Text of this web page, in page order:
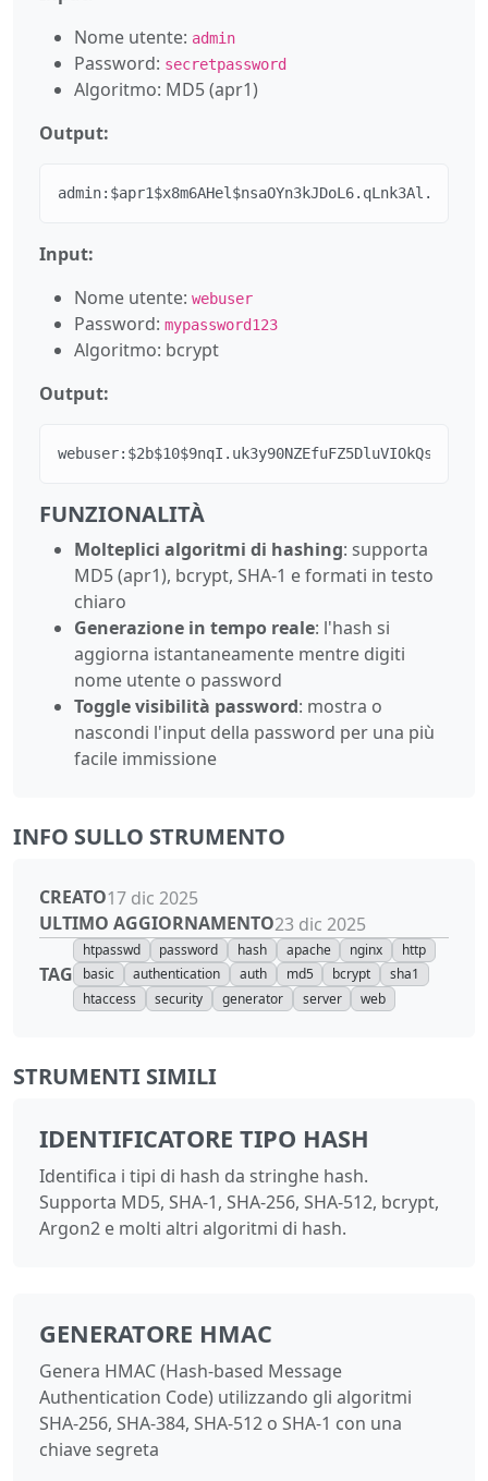
Nome utente: admin
Password: secretpassword
Algoritmo: MD5 (apr1)
Output:
admin:$apr1$x8m6AHel$nsaOYn3kJDoL6.qLnk3Al.
Input:
Nome utente: webuser
Password: mypassword123
Algoritmo: bcrypt
Output:
FUNZIONALITÀ
Molteplici algoritmi di hashing: supporta
MD5 (apr1), bcrypt, SHA-1 e formati in testo
chiaro
Generazione in tempo reale: l'hash si
aggiorna istantaneamente mentre digiti
nome utente o password
Toggle visibilità password: mostra o
nascondi l'input della password per una più
facile immissione
INFO SULLO STRUMENTO
CREATO17 dic 2025
ULTIMO AGGIORNAMENTO23 dic 2025
TAG
htpasswd password hash apache nginx
http
basic
authentication auth md5 bcrypt
sha1
htaccess
security generator server web
STRUMENTI SIMILI
IDENTIFICATORE TIPO HASH
Identifica i tipi di hash da stringhe hash.
Supporta MD5, SHA-1, SHA-256, SHA-512, bcrypt,
Argon2 e molti altri algoritmi di hash.
GENERATORE HMAC
Genera HMAC (Hash-based Message
Authentication Code) utilizzando gli algoritmi
SHA-256, SHA-384, SHA-512 o SHA-1 con una
chiave segreta